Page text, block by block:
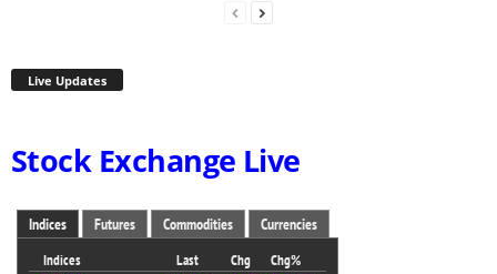
Live Updates
Stock Exchange Live